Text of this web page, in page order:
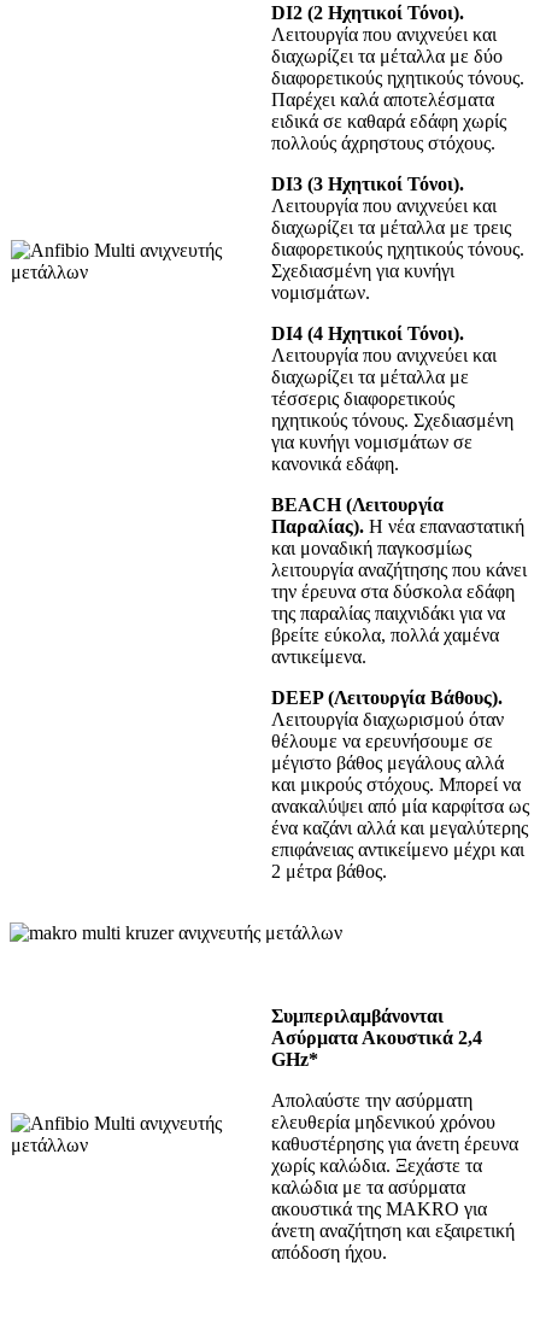
DI2 (2 Ηχητικοί Τόνοι).
Λειτουργία που ανιχνεύει και
διαχωρίζει τα μέταλλα με δύο
διαφορετικούς ηχητικούς τόνους.
Παρέχει καλά αποτελέσματα
ειδικά σε καθαρά εδάφη χωρίς
πολλούς άχρηστους στόχους.
DI3 (3 Ηχητικοί Τόνοι).
Λειτουργία που ανιχνεύει και
διαχωρίζει τα μέταλλα με τρεις
διαφορετικούς ηχητικούς τόνους.
Σχεδιασμένη για κυνήγι
νομισμάτων.
DI4 (4 Ηχητικοί Τόνοι).
Λειτουργία που ανιχνεύει και
διαχωρίζει τα μέταλλα με
τέσσερις διαφορετικούς
ηχητικούς τόνους. Σχεδιασμένη
για κυνήγι νομισμάτων σε
κανονικά εδάφη.
BEACH (Λειτουργία
Παραλίας). Η νέα επαναστατική
και μοναδική παγκοσμίως
λειτουργία αναζήτησης που κάνει
την έρευνα στα δύσκολα εδάφη
της παραλίας παιχνιδάκι για να
βρείτε εύκολα, πολλά χαμένα
αντικείμενα.
DEEP (Λειτουργία Βάθους).
Λειτουργία διαχωρισμού όταν
θέλουμε να ερευνήσουμε σε
μέγιστο βάθος μεγάλους αλλά
και μικρούς στόχους. Μπορεί να
ανακαλύψει από μία καρφίτσα ως
ένα καζάνι αλλά και μεγαλύτερης
επιφάνειας αντικείμενο μέχρι και
2 μέτρα βάθος.
Συμπεριλαμβάνονται
Ασύρματα Ακουστικά 2,4
GHz*
Απολαύστε την ασύρματη
ελευθερία μηδενικού χρόνου
καθυστέρησης για άνετη έρευνα
χωρίς καλώδια. Ξεχάστε τα
καλώδια με τα ασύρματα
ακουστικά της MAKRO για
άνετη αναζήτηση και εξαιρετική
απόδοση ήχου.